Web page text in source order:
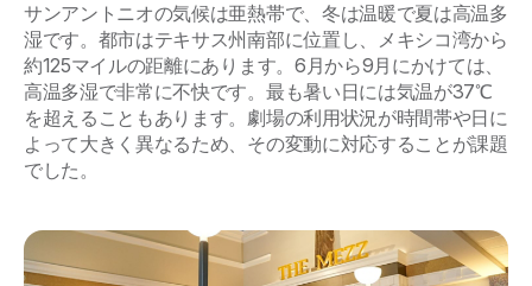
サンアントニオの気候は亜熱帯で、冬は温暖で夏は高温多
湿です。都市はテキサス州南部に位置し、メキシコ湾から
約125マイルの距離にあります。6月から9月にかけては、
高温多湿で非常に不快です。最も暑い日には気温が37℃
を超えることもあります。劇場の利用状況が時間帯や日に
よって大きく異なるため、その変動に対応することが課題
でした。